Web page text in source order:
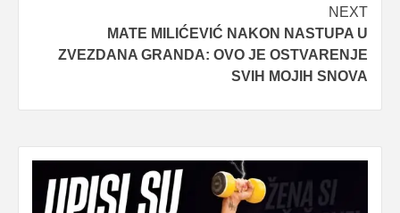
NEXT
MATE MILIĆEVIĆ NAKON NASTUPA U
ZVEZDANA GRANDA: OVO JE OSTVARENJE
SVIH MOJIH SNOVA